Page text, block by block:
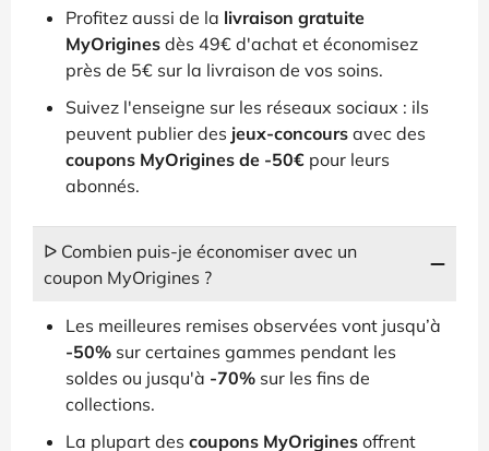
Profitez aussi de la livraison gratuite
MyOrigines dès 49€ d'achat et économisez
près de 5€ sur la livraison de vos soins.
Suivez l'enseigne sur les réseaux sociaux : ils
peuvent publier des jeux-concours avec des
coupons MyOrigines de -50€ pour leurs
abonnés.
ᐅ Combien puis-je économiser avec un
coupon MyOrigines ?
Les meilleures remises observées vont jusqu’à
-50% sur certaines gammes pendant les
soldes ou jusqu'à -70% sur les fins de
collections.
La plupart des coupons MyOrigines offrent